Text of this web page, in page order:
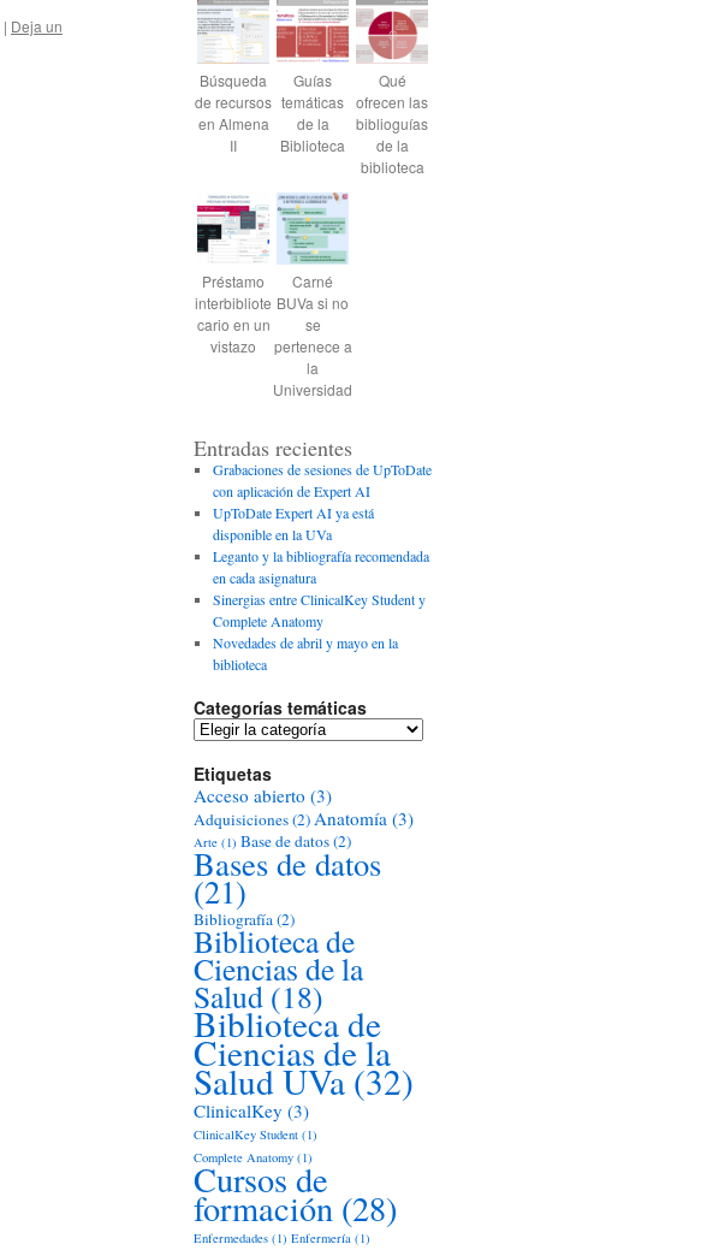
| Deja un
Búsqueda
de recursos
en Almena
II
Guías
temáticas
de la
Biblioteca
Qué
ofrecen las
biblioguías
de la
biblioteca
Préstamo
interbibliote
cario en un
vistazo
Carné
BUVa si no
se
pertenece a
la
Universidad
Entradas recientes
Grabaciones de sesiones de UpToDate
con aplicación de Expert AI
UpToDate Expert AI ya está
disponible en la UVa
Leganto y la bibliografía recomendada
en cada asignatura
Sinergias entre ClinicalKey Student y
Complete Anatomy
Novedades de abril y mayo en la
biblioteca
Categorías temáticas
Categorías
Etiquetas
Acceso abierto (3)
Adquisiciones(2) Anatomía (3)
Arte (1) Base de datos(2)
Bases de datos
(21)
Bibliografía(2)
Biblioteca de
Ciencias de la
Salud (18)
Biblioteca de
Ciencias de la
Salud UVa(32)
ClinicalKey (3)
ClinicalKey Student (1)
Complete Anatomy (1)
Cursos de
formación (28)
Enfermedades (1) Enfermería (1)